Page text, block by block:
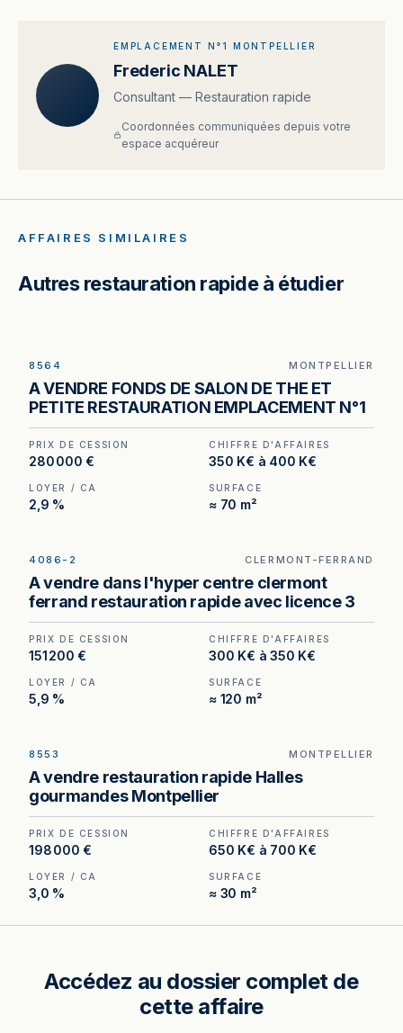
EMPLACEMENT N°1 MONTPELLIER
Frederic NALET
Consultant — Restauration rapide
Coordonnées communiquées depuis votre
espace acquéreur
AFFAIRES SIMILAIRES
Autres restauration rapide à étudier
3 % du chiffre d'affaires hors taxes, en plein
cœur de ville.
8564 MONTPELLIER
A VENDRE FONDS DE SALON DE THE ET
PETITE RESTAURATION EMPLACEMENT N°1
PRIX DE CESSION
280 000 €
CHIFFRE D'AFFAIRES
350 K€ à 400 K€
LOYER / CA
2,9 %
SURFACE
≈ 70 m²
emplacement n°1 en hypercentre, fort passage
piéton.
4086-2 CLERMONT-FERRAND
A vendre dans l'hyper centre clermont
ferrand restauration rapide avec licence 3
PRIX DE CESSION
151 200 €
CHIFFRE D'AFFAIRES
300 K€ à 350 K€
LOYER / CA
5,9 %
SURFACE
≈ 120 m²
Restauration rapide Licence III au cœur des
Halles gourmandes de Montpellier — un
emplacement non recréable, porté par une
programmation événementielle toute l'année.
8553 MONTPELLIER
A vendre restauration rapide Halles
gourmandes Montpellier
PRIX DE CESSION
198 000 €
CHIFFRE D'AFFAIRES
650 K€ à 700 K€
LOYER / CA
3,0 %
SURFACE
≈ 30 m²
Accédez au dossier complet de
cette affaire